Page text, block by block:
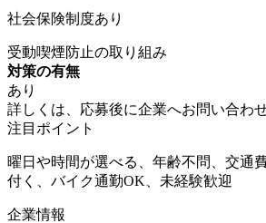
社会保険制度あり
受動喫煙防止の取り組み
対策の有無
あり
詳しくは、応募後に企業へお問い合わ
注目ポイント
曜日や時間が選べる、年齢不問、交通
付く、バイク通勤OK、未経験歓迎
企業情報